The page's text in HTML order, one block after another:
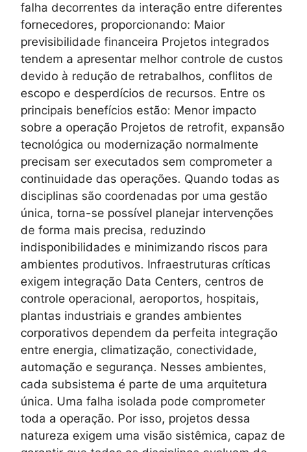
falha decorrentes da interação entre diferentes
fornecedores, proporcionando: Maior
previsibilidade financeira Projetos integrados
tendem a apresentar melhor controle de custos
devido à redução de retrabalhos, conflitos de
escopo e desperdícios de recursos. Entre os
principais benefícios estão: Menor impacto
sobre a operação Projetos de retrofit, expansão
tecnológica ou modernização normalmente
precisam ser executados sem comprometer a
continuidade das operações. Quando todas as
disciplinas são coordenadas por uma gestão
única, torna-se possível planejar intervenções
de forma mais precisa, reduzindo
indisponibilidades e minimizando riscos para
ambientes produtivos. Infraestruturas críticas
exigem integração Data Centers, centros de
controle operacional, aeroportos, hospitais,
plantas industriais e grandes ambientes
corporativos dependem da perfeita integração
entre energia, climatização, conectividade,
automação e segurança. Nesses ambientes,
cada subsistema é parte de uma arquitetura
única. Uma falha isolada pode comprometer
toda a operação. Por isso, projetos dessa
natureza exigem uma visão sistêmica, capaz de